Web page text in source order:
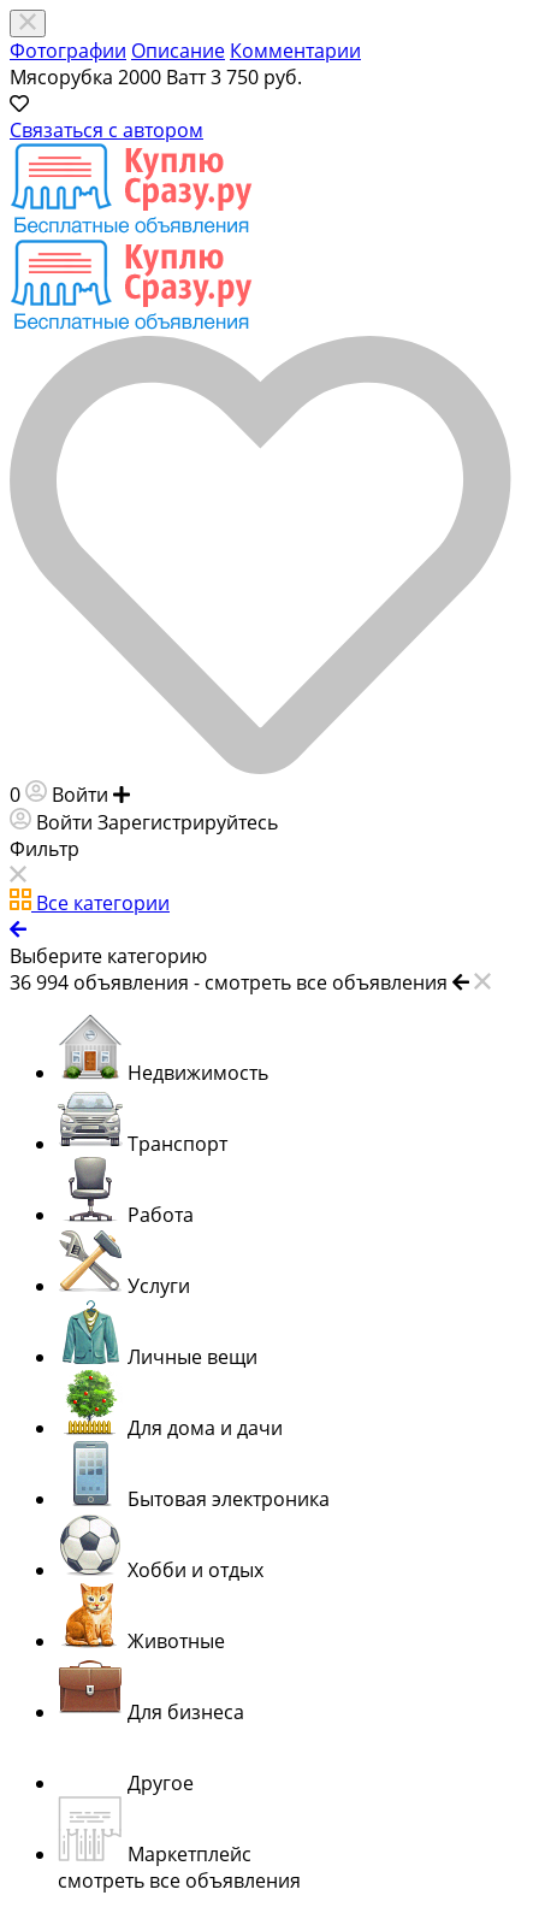
Фотографии Описание Комментарии
Мясорубка 2000 Ватт3 750 руб.
Связаться с автором
0 Войти
Войти Зарегистрируйтесь
Фильтр
Все категории
Выберите категорию
36 994 объявления - смотреть все объявления
Недвижимость
Транспорт
Работа
Услуги
Личные вещи
Для дома и дачи
Бытовая электроника
Хобби и отдых
Животные
Для бизнеса
Другое
Маркетплейс
смотреть все объявления